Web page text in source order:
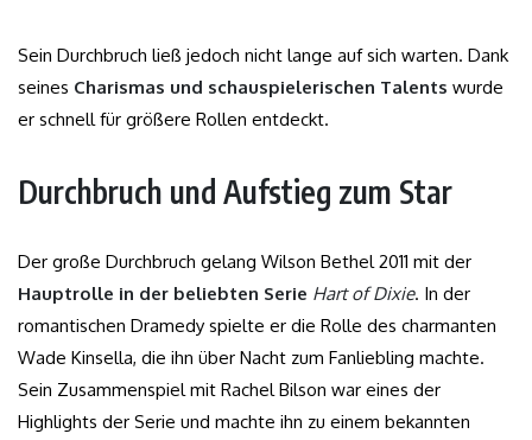
Sein Durchbruch ließ jedoch nicht lange auf sich warten. Dank
seines Charismas und schauspielerischen Talents wurde
er schnell für größere Rollen entdeckt.
Durchbruch und Aufstieg zum Star
Der große Durchbruch gelang Wilson Bethel 2011 mit der
Hauptrolle in der beliebten Serie Hart of Dixie. In der
romantischen Dramedy spielte er die Rolle des charmanten
Wade Kinsella, die ihn über Nacht zum Fanliebling machte.
Sein Zusammenspiel mit Rachel Bilson war eines der
Highlights der Serie und machte ihn zu einem bekannten